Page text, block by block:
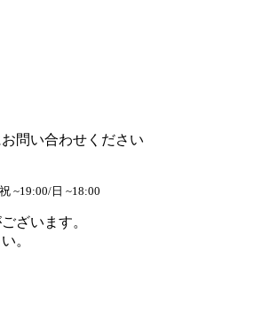
問い合わせください
~19:00/日 ~18:00
ざいます。
。